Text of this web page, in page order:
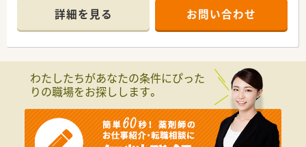
枚数は約70枚です。
■薬剤師は常時2～3名体制で、調剤補助者も在籍し協力しなが
ら業務を進めています。
■創業から70年以上の歴史を持ち、首都圏に19店舗の調剤薬局
を堅実に展開しています。
■大手医薬品卸のグループ企業であり、安定した経営基盤と充実
■「顧客第一主義」を理念とし、治療から予防までを支える地域
のかかりつけ薬局です。
詳細を見る お問い合わせ
わたしたちがあなたの条件にぴった
りの職場をお探しします。